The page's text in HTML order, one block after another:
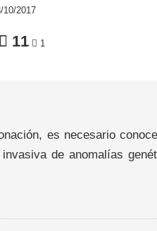
10/2017
11 1
es necesario
de anomalías